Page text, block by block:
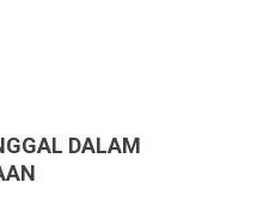
DALAM